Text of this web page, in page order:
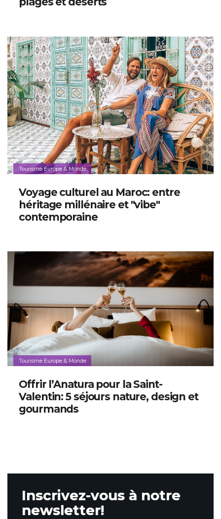
Tourisme Europe & Monde
Voyage culturel au Maroc: entre
héritage millénaire et "vibe"
contemporaine
Tourisme Europe & Monde
Offrir l’Anatura pour la Saint-
Valentin: 5 séjours nature, design et
gourmands
Inscrivez-vous à notre
newsletter!